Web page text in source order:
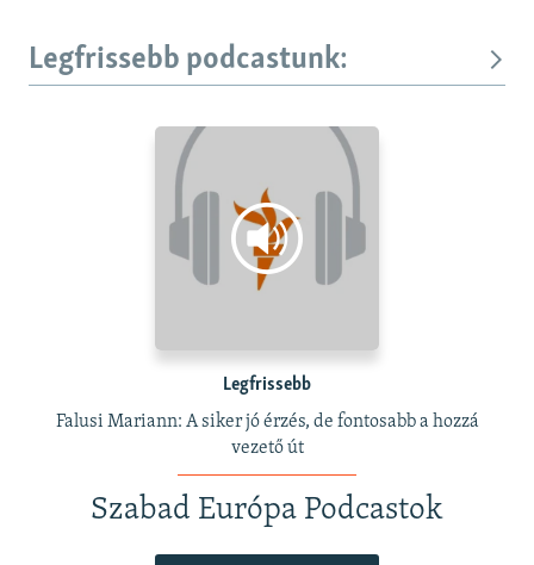
Legfrissebb podcastunk:
Legfrissebb
Falusi Mariann: A siker jó érzés, de fontosabb a hozzá
vezető út
Szabad Európa Podcastok